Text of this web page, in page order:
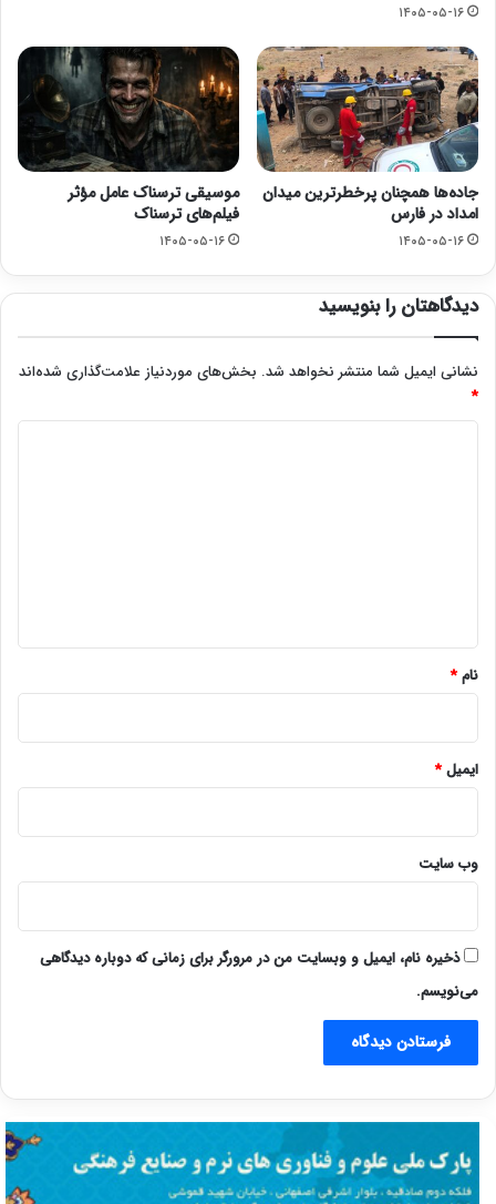
۱۴۰۵-۰۵-۱۶
جاده‌ها همچنان پرخطرترین میدان
امداد در فارس
۱۴۰۵-۰۵-۱۶
موسیقی ترسناک عامل مؤثر
فیلم‌های ترسناک
۱۴۰۵-۰۵-۱۶
دیدگاهتان را بنویسید
نشانی ایمیل شما منتشر نخواهد شد. بخش‌های موردنیاز علامت‌گذاری شده‌اند
*
نام*
ایمیل*
وب‌ سایت
ذخیره نام، ایمیل و وبسایت من در مرورگر برای زمانی که دوباره دیدگاهی
می‌نویسم.